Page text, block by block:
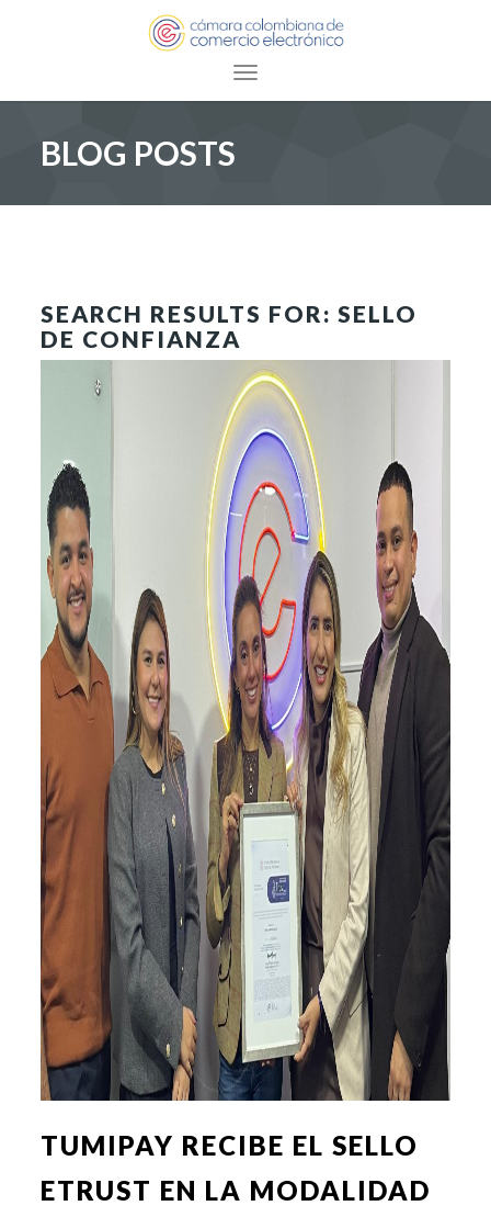
Toggle navigation
BLOG POSTS
SEARCH RESULTS FOR: SELLO
DE CONFIANZA
TUMIPAY RECIBE EL SELLO
ETRUST EN LA MODALIDAD